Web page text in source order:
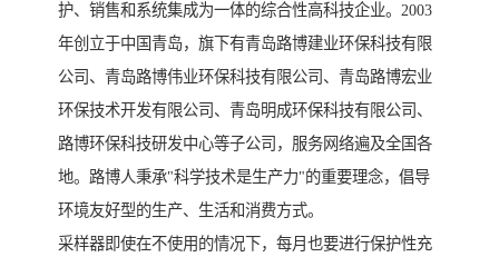
护、销售和系统集成为一体的综合性高科技企业。2003
年创立于中国青岛，旗下有青岛路博建业环保科技有限
公司、青岛路博伟业环保科技有限公司、青岛路博宏业
环保技术开发有限公司、青岛明成环保科技有限公司、
路博环保科技研发中心等子公司，服务网络遍及全国各
地。路博人秉承"科学技术是生产力"的重要理念，倡导
环境友好型的生产、生活和消费方式。
采样器即使在不使用的情况下，每月也要进行保护性充